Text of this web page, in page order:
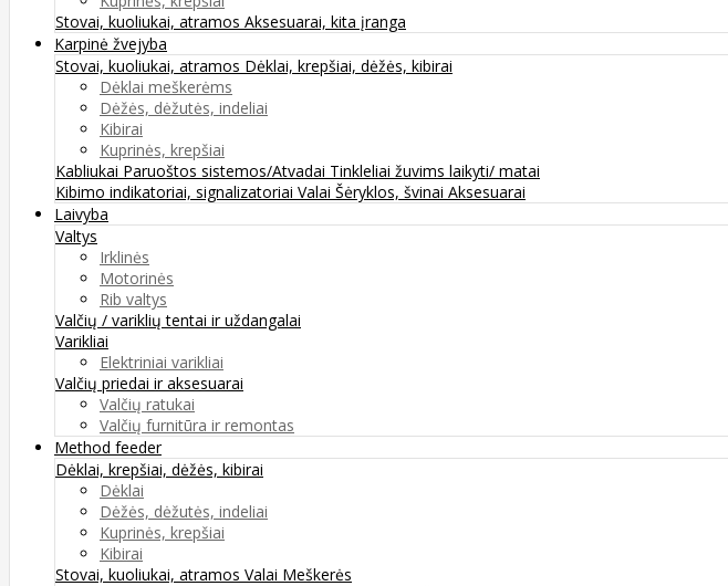
Stovai, kuoliukai, atramos Aksesuarai, kita įranga
Karpinė žvejyba
Stovai, kuoliukai, atramos Dėklai, krepšiai, dėžės, kibirai
Dėklai meškerėms
Dėžės, dėžutės, indeliai
Kibirai
Kuprinės, krepšiai
Kabliukai Paruoštos sistemos/Atvadai Tinkleliai žuvims laikyti/ matai
Kibimo indikatoriai, signalizatoriai Valai Šėryklos, švinai Aksesuarai
Laivyba
Valtys
Irklinės
Motorinės
Rib valtys
Valčių / variklių tentai ir uždangalai
Varikliai
Elektriniai varikliai
Valčių priedai ir aksesuarai
Valčių ratukai
Valčių furnitūra ir remontas
Method feeder
Dėklai, krepšiai, dėžės, kibirai
Dėklai
Dėžės, dėžutės, indeliai
Kuprinės, krepšiai
Kibirai
Stovai, kuoliukai, atramos Valai Meškerės